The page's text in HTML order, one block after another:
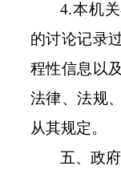
4.本机
的讨论记录
程性信息以
法律、法规
从其规定。
五、政